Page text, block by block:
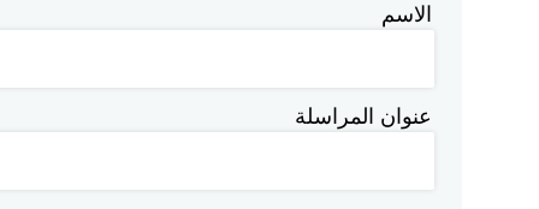
الاسم
عنوان المراسلة